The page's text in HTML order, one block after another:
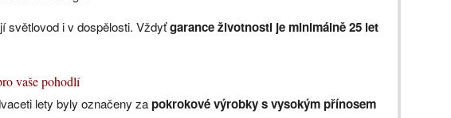
světlovod i v dospělosti. Vždyťgarance životnosti je minimálně 25 let
vaše pohodlí
lety byly označeny zapokrokové výrobky s vysokým přínosem